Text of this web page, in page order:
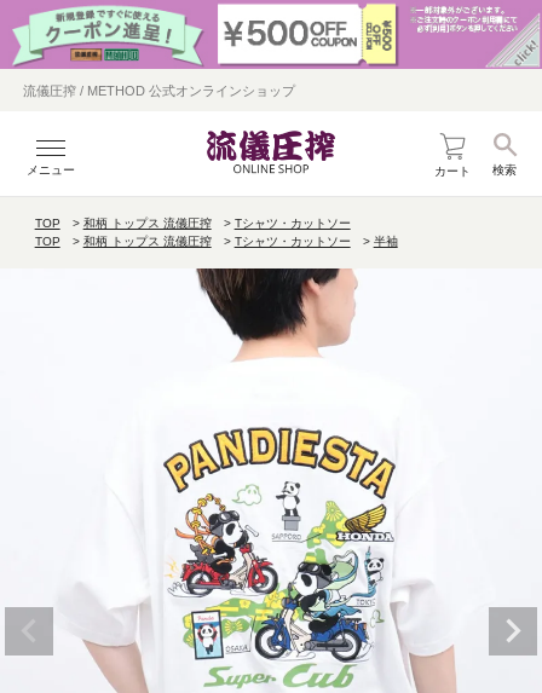
流儀圧搾 / METHOD 公式オンラインショップ
メニュー カート 検索
TOP 和柄 トップス 流儀圧搾
Tシャツ・カットソー
TOP
和柄 トップス 流儀圧搾 Tシャツ・カットソー 半袖